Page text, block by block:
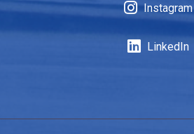
Instagram
LinkedIn